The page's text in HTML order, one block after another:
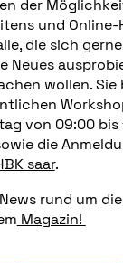
der
und Online-
die sich
Neues
wollen.
von 09:00 bis
die
saar.
rund um
Magazin!